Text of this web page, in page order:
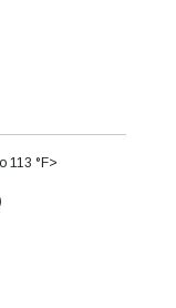
113 °F>